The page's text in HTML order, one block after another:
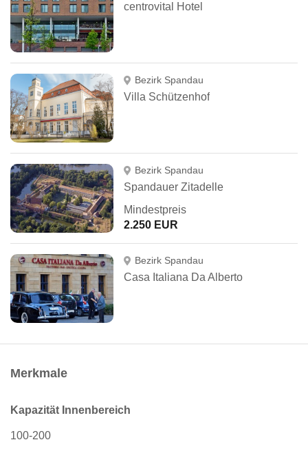
centrovital Hotel
Bezirk Spandau
Villa Schützenhof
Bezirk Spandau
Spandauer Zitadelle
Mindestpreis
2.250 EUR
Bezirk Spandau
Casa Italiana Da Alberto
Merkmale
Kapazität Innenbereich
100-200